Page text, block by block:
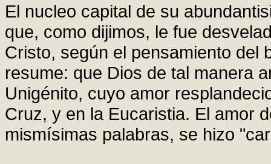
El nucleo capital de su
que, como dijimos, le fue
Cristo, según el pensamiento del
resume: que Dios de tal manera
Unigénito, cuyo amor
Cruz, y en la Eucaristia. El amor
mismísimas palabras, se hizo